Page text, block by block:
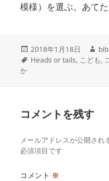
模様）を選ぶ。あてた
投
稿
2018年1月18日
作
成
タ
Heads or tails, こども,
か
コメントを残す
メールアドレスが公開され
必須項目です
コメント ※